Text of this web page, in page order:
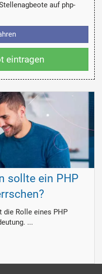
auf php-
eintragen
sollte ein PHP
die Rolle eines PHP
...